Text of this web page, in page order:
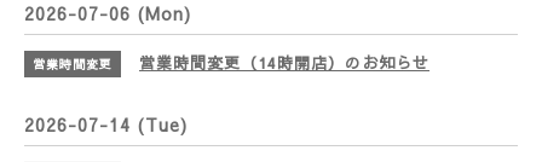
2026-07-06 (Mon)
営業時間変更 営業時間変更（14時開店）のお知らせ
2026-07-14 (Tue)